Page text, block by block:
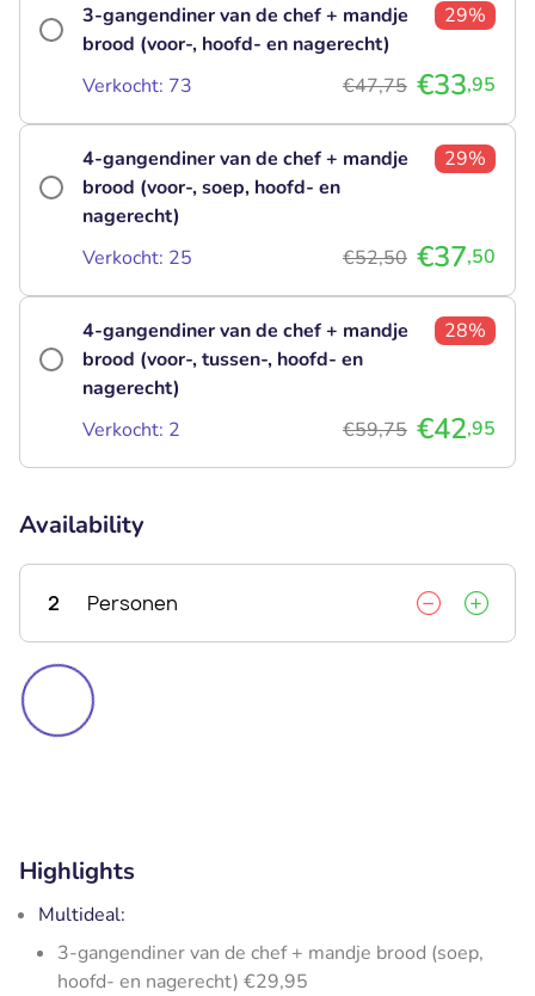
3-gangendiner van de chef + mandje
brood (voor-, hoofd- en nagerecht)
29%
Verkocht: 73 €47,75 €33,95
4-gangendiner van de chef + mandje
brood (voor-, soep, hoofd- en
nagerecht)
29%
Verkocht: 25 €52,50 €37,50
4-gangendiner van de chef + mandje
brood (voor-, tussen-, hoofd- en
nagerecht)
28%
Verkocht: 2 €59,75 €42,95
Availability
2 Personen
Highlights
Multideal:
3-gangendiner van de chef + mandje brood (soep,
hoofd- en nagerecht) €29,95